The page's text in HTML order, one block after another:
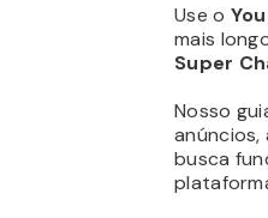
Use o
mais
Super
Nosso
anúncios,
busca